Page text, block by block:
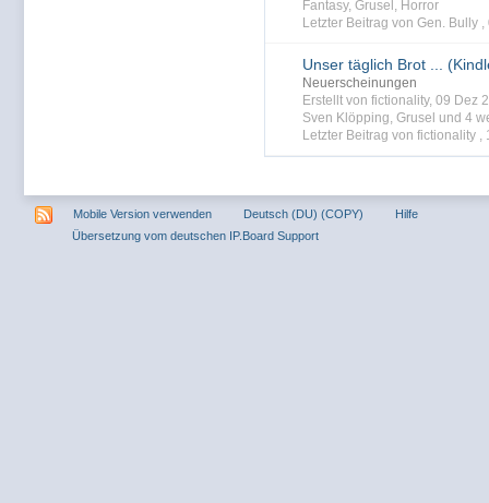
Fantasy, Grusel , Horror
Letzter Beitrag von Gen. Bully ,
Unser täglich Brot ...
Neuerscheinungen
Erstellt von fictionality, 09 Dez
Sven Klöpping, Grusel und 4
Letzter Beitrag von fictionality ,
Mobile Version verwenden Deutsch (DU) (COPY)
Hilfe
Übersetzung vom deutschen IP.Board Support